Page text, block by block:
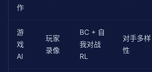
作
游
戏
AI
玩家
录像
BC + 自
我对战
RL
对手多样
性